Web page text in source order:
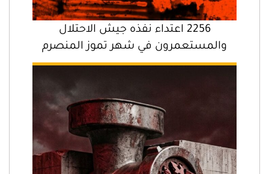
2256 اعتداء نفذه جيش الاحتلال
والمستعمرون في شهر تموز المنصرم